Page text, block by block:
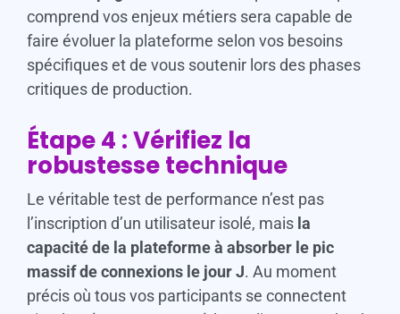
comprend vos enjeux métiers sera capable de
faire évoluer la plateforme selon vos besoins
spécifiques et de vous soutenir lors des phases
critiques de production.
Étape 4 : Vérifiez la
robustesse technique
Le véritable test de performance n’est pas
l’inscription d’un utilisateur isolé, mais la
capacité de la plateforme à absorber le pic
massif de connexions le jour J. Au moment
précis où tous vos participants se connectent